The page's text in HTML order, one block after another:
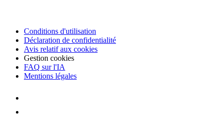
Conditions d'utilisation
Déclaration de confidentialité
Avis relatif aux cookies
Gestion cookies
FAQ sur l'IA
Mentions légales